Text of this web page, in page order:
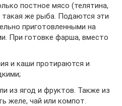
постное мясо (телятина,
такая же рыба. Подаются эти
приготовленными на
При готовке фарша, вместо
и каши протираются и
из ягод и фруктов. Также из
желе, чай или компот.